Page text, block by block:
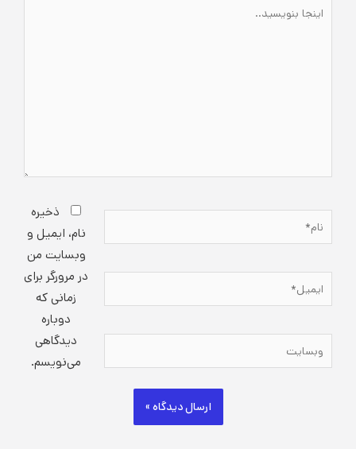
بنویسید..
نام*
ایمیل*
وبسایت
ذخیره
نام، ایمیل و
وبسایت من
در مرورگر برای
زمانی که
دوباره
دیدگاهی
می‌نویسم.